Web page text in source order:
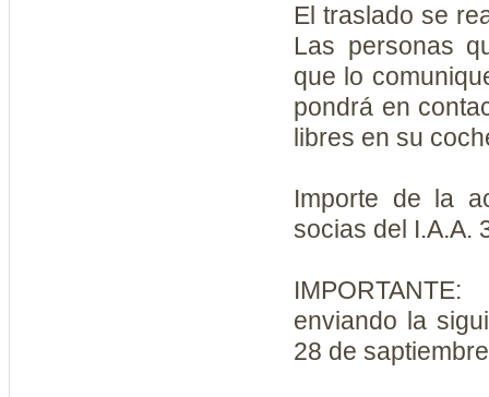
El traslado se
Las personas
que lo
pondrá en
libres en su
Importe de la
socias del I.A.A.
enviando la
28 de